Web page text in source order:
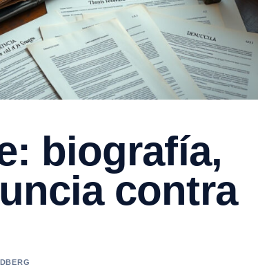
biografía,
contra